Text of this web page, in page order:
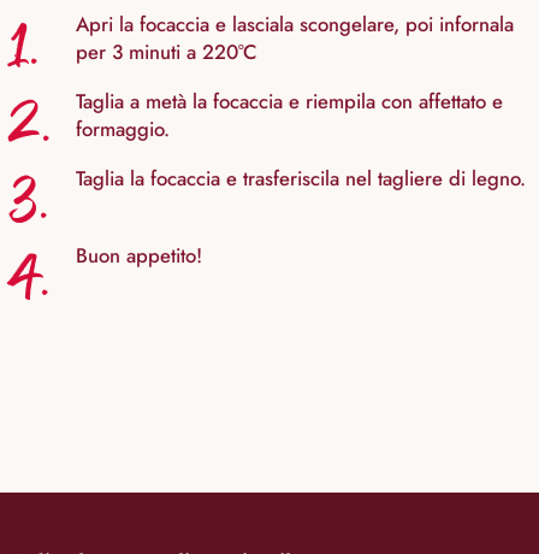
1.
Apri la focaccia e lasciala scongelare, poi infornala
per 3 minuti a 220°C
2.
Taglia a metà la focaccia e riempila con affettato e
formaggio.
3. Taglia la focaccia e trasferiscila nel tagliere di legno.
4. Buon appetito!